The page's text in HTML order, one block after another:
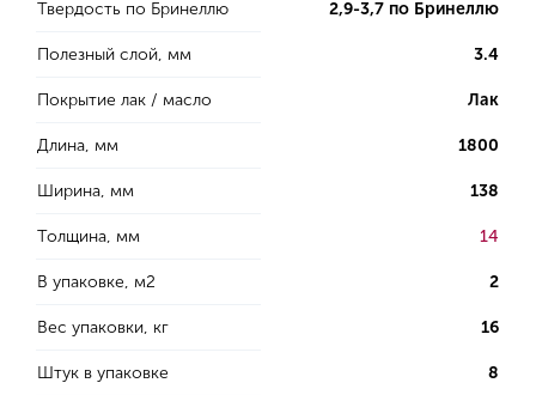
Твердость по Бринеллю 2,9-3,7 по Бринеллю
Полезный слой, мм 3.4
Покрытие лак / масло Лак
Длина, мм 1800
Ширина, мм 138
Толщина, мм 14
В упаковке, м2 2
Вес упаковки, кг 16
Штук в упаковке 8